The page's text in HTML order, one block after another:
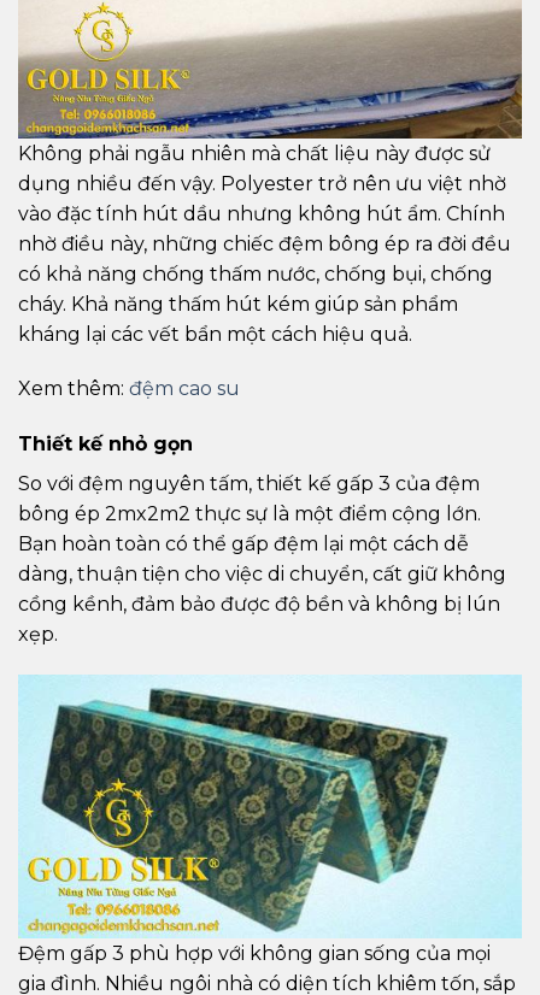
Không phải ngẫu nhiên mà chất liệu này được sử
dụng nhiều đến vậy. Polyester trở nên ưu việt nhờ
vào đặc tính hút dầu nhưng không hút ẩm. Chính
nhờ điều này, những chiếc đệm bông ép ra đời đều
có khả năng chống thấm nước, chống bụi, chống
cháy. Khả năng thấm hút kém giúp sản phẩm
kháng lại các vết bẩn một cách hiệu quả.
Xem thêm: đệm cao su
Thiết kế nhỏ gọn
So với đệm nguyên tấm, thiết kế gấp 3 của đệm
bông ép 2mx2m2 thực sự là một điểm cộng lớn.
Bạn hoàn toàn có thể gấp đệm lại một cách dễ
dàng, thuận tiện cho việc di chuyển, cất giữ không
cồng kềnh, đảm bảo được độ bền và không bị lún
xẹp.
Đệm gấp 3 phù hợp với không gian sống của mọi
gia đình. Nhiều ngôi nhà có diện tích khiêm tốn, sắp